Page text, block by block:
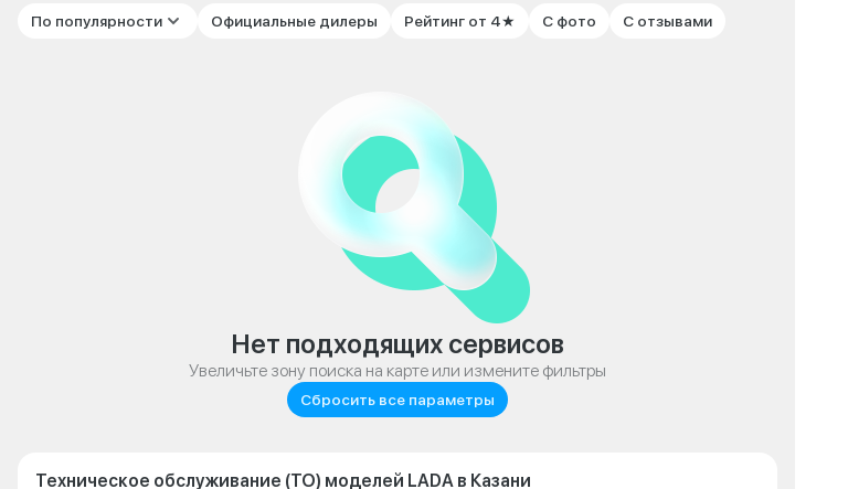
По популярности Официальные дилеры Рейтинг от 4★ С фото С отзывами
Нет подходящих сервисов
Увеличьте зону поиска на карте или измените фильтры
Сбросить все параметры
Техническое обслуживание (ТО) моделей LADA в Казани